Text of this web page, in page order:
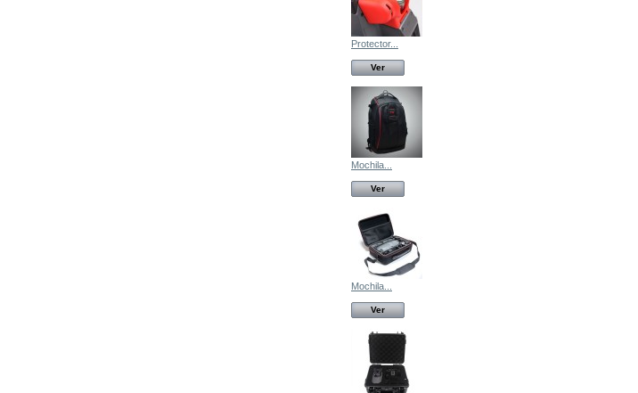
Protector...
Ver
Mochila...
Ver
Mochila...
Ver